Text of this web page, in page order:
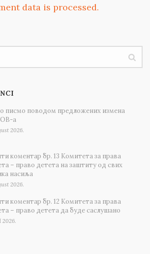
data is processed.
писмо поводом предложених измена
а
2026.
коментар бр. 13 Комитета за права
– право детета на заштиту од свих
насиља
2026.
коментар бр. 12 Комитета за права
– право детета да буде саслушано
2026.